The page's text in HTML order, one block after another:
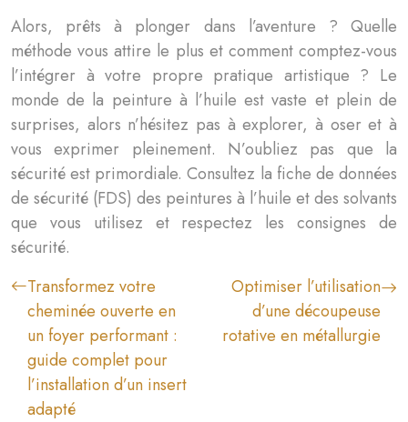
Alors, prêts à plonger dans l’aventure ? Quelle
méthode vous attire le plus et comment comptez-vous
l’intégrer à votre propre pratique artistique ? Le
monde de la peinture à l’huile est vaste et plein de
surprises, alors n’hésitez pas à explorer, à oser et à
vous exprimer pleinement. N’oubliez pas que la
sécurité est primordiale. Consultez la fiche de données
de sécurité (FDS) des peintures à l’huile et des solvants
que vous utilisez et respectez les consignes de
sécurité.
Transformez votre
cheminée ouverte en
un foyer performant :
guide complet pour
l’installation d’un insert
adapté
Optimiser l’utilisation
d’une découpeuse
rotative en métallurgie